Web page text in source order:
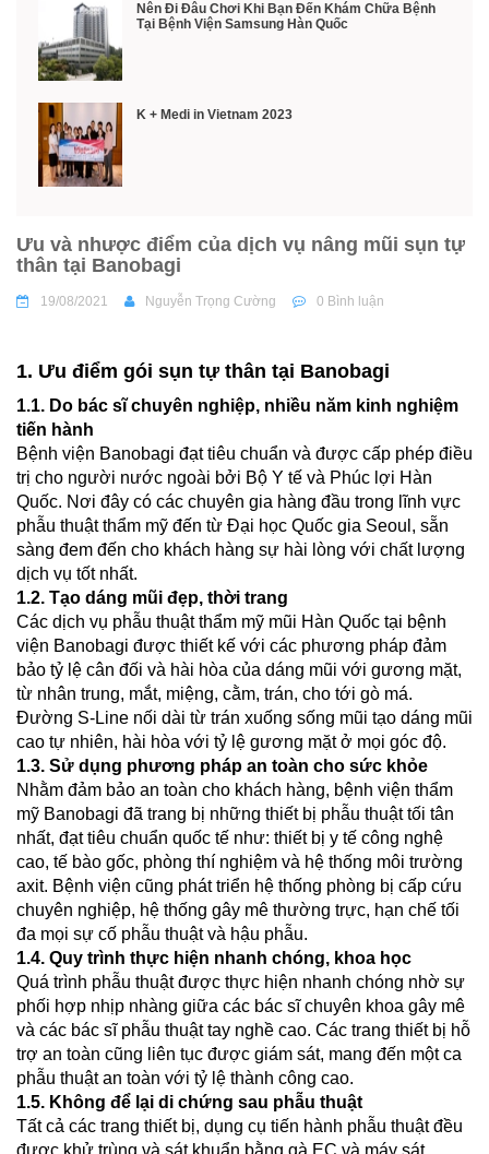
Nên Đi Đâu Chơi Khi Bạn Đến Khám Chữa Bệnh
Tại Bệnh Viện Samsung Hàn Quốc
K + Medi in Vietnam 2023
Ưu và nhược điểm của dịch vụ nâng mũi sụn tự
thân tại Banobagi
19/08/2021 Nguyễn Trọng Cường 0 Bình luận
1. Ưu điểm gói sụn tự thân tại Banobagi
1.1. Do bác sĩ chuyên nghiệp, nhiều năm kinh nghiệm
tiến hành
Bệnh viện Banobagi đạt tiêu chuẩn và được cấp phép điều
trị cho người nước ngoài bởi Bộ Y tế và Phúc lợi Hàn
Quốc. Nơi đây có các chuyên gia hàng đầu trong lĩnh vực
phẫu thuật thẩm mỹ đến từ Đại học Quốc gia Seoul, sẵn
sàng đem đến cho khách hàng sự hài lòng với chất lượng
dịch vụ tốt nhất.
1.2. Tạo dáng mũi đẹp, thời trang
Các dịch vụ phẫu thuật thẩm mỹ mũi Hàn Quốc tại bệnh
viện Banobagi được thiết kế với các phương pháp đảm
bảo tỷ lệ cân đối và hài hòa của dáng mũi với gương mặt,
từ nhân trung, mắt, miệng, cằm, trán, cho tới gò má.
Đường S-Line nối dài từ trán xuống sống mũi tạo dáng mũi
cao tự nhiên, hài hòa với tỷ lệ gương mặt ở mọi góc độ.
1.3. Sử dụng phương pháp an toàn cho sức khỏe
Nhằm đảm bảo an toàn cho khách hàng, bệnh viện thẩm
mỹ Banobagi đã trang bị những thiết bị phẫu thuật tối tân
nhất, đạt tiêu chuẩn quốc tế như: thiết bị y tế công nghệ
cao, tế bào gốc, phòng thí nghiệm và hệ thống môi trường
axit. Bệnh viện cũng phát triển hệ thống phòng bị cấp cứu
chuyên nghiệp, hệ thống gây mê thường trực, hạn chế tối
đa mọi sự cố phẫu thuật và hậu phẫu.
1.4. Quy trình thực hiện nhanh chóng, khoa học
Quá trình phẫu thuật được thực hiện nhanh chóng nhờ sự
phối hợp nhịp nhàng giữa các bác sĩ chuyên khoa gây mê
và các bác sĩ phẫu thuật tay nghề cao. Các trang thiết bị hỗ
trợ an toàn cũng liên tục được giám sát, mang đến một ca
phẫu thuật an toàn với tỷ lệ thành công cao.
1.5. Không để lại di chứng sau phẫu thuật
Tất cả các trang thiết bị, dụng cụ tiến hành phẫu thuật đều
được khử trùng và sát khuẩn bằng gà EC và máy sát